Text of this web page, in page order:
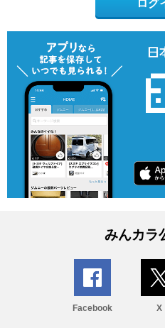
ログ
みんカラ
Facebook X